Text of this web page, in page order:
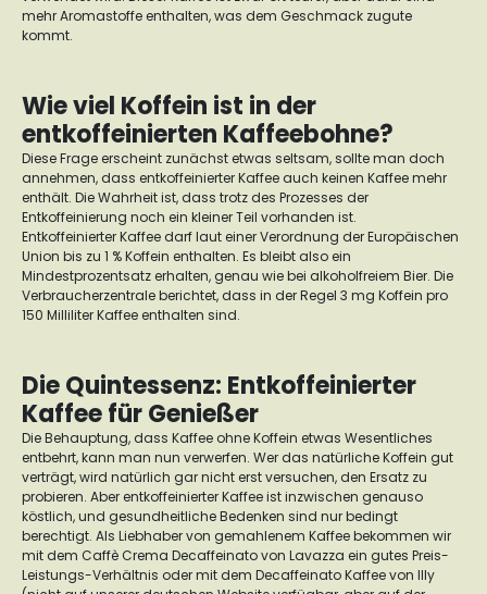
mehr Aromastoffe enthalten, was dem Geschmack zugute
kommt.
Wie viel Koffein ist in der
entkoffeinierten Kaffeebohne?
Diese Frage erscheint zunächst etwas seltsam, sollte man doch
annehmen, dass entkoffeinierter Kaffee auch keinen Kaffee mehr
enthält. Die Wahrheit ist, dass trotz des Prozesses der
Entkoffeinierung noch ein kleiner Teil vorhanden ist.
Entkoffeinierter Kaffee darf laut einer Verordnung der Europäischen
Union bis zu 1 % Koffein enthalten. Es bleibt also ein
Mindestprozentsatz erhalten, genau wie bei alkoholfreiem Bier. Die
Verbraucherzentrale berichtet, dass in der Regel 3 mg Koffein pro
150 Milliliter Kaffee enthalten sind.
Die Quintessenz: Entkoffeinierter
Kaffee für Genießer
Die Behauptung, dass Kaffee ohne Koffein etwas Wesentliches
entbehrt, kann man nun verwerfen. Wer das natürliche Koffein gut
verträgt, wird natürlich gar nicht erst versuchen, den Ersatz zu
probieren. Aber entkoffeinierter Kaffee ist inzwischen genauso
köstlich, und gesundheitliche Bedenken sind nur bedingt
berechtigt. Als Liebhaber von gemahlenem Kaffee bekommen wir
mit dem Caffè Crema Decaffeinato von Lavazza ein gutes Preis-
Leistungs-Verhältnis oder mit dem Decaffeinato Kaffee von Illy